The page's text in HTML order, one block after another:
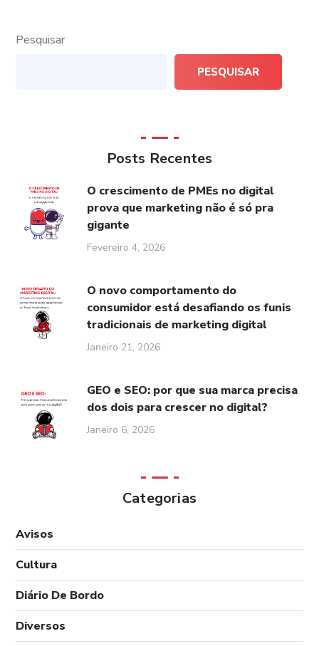
Pesquisar
PESQUISAR
Posts Recentes
O crescimento de PMEs no digital
prova que marketing não é só pra
gigante
Fevereiro 4, 2026
O novo comportamento do
consumidor está desafiando os funis
tradicionais de marketing digital
Janeiro 21, 2026
GEO e SEO: por que sua marca precisa
dos dois para crescer no digital?
Janeiro 6, 2026
Categorias
Avisos
Cultura
Diário De Bordo
Diversos